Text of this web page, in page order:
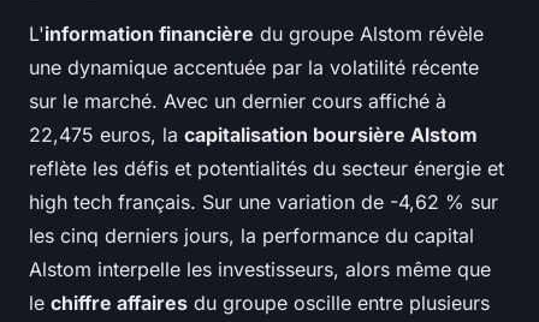
L'information financière du groupe Alstom révèle
une dynamique accentuée par la volatilité récente
sur le marché. Avec un dernier cours affiché à
22,475 euros, la capitalisation boursière Alstom
reflète les défis et potentialités du secteur énergie et
high tech français. Sur une variation de -4,62 % sur
les cinq derniers jours, la performance du capital
Alstom interpelle les investisseurs, alors même que
le chiffre affaires du groupe oscille entre plusieurs